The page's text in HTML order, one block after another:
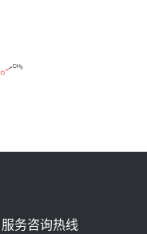
服务咨询热线